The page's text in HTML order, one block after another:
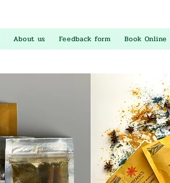
About us Feedback form Book Online